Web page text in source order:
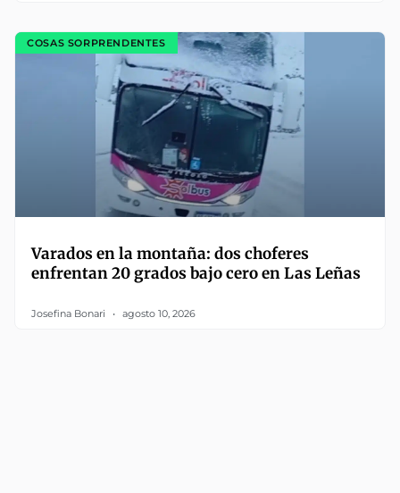
COSAS SORPRENDENTES
Varados en la montaña: dos choferes
enfrentan 20 grados bajo cero en Las Leñas
Josefina Bonari agosto 10, 2026